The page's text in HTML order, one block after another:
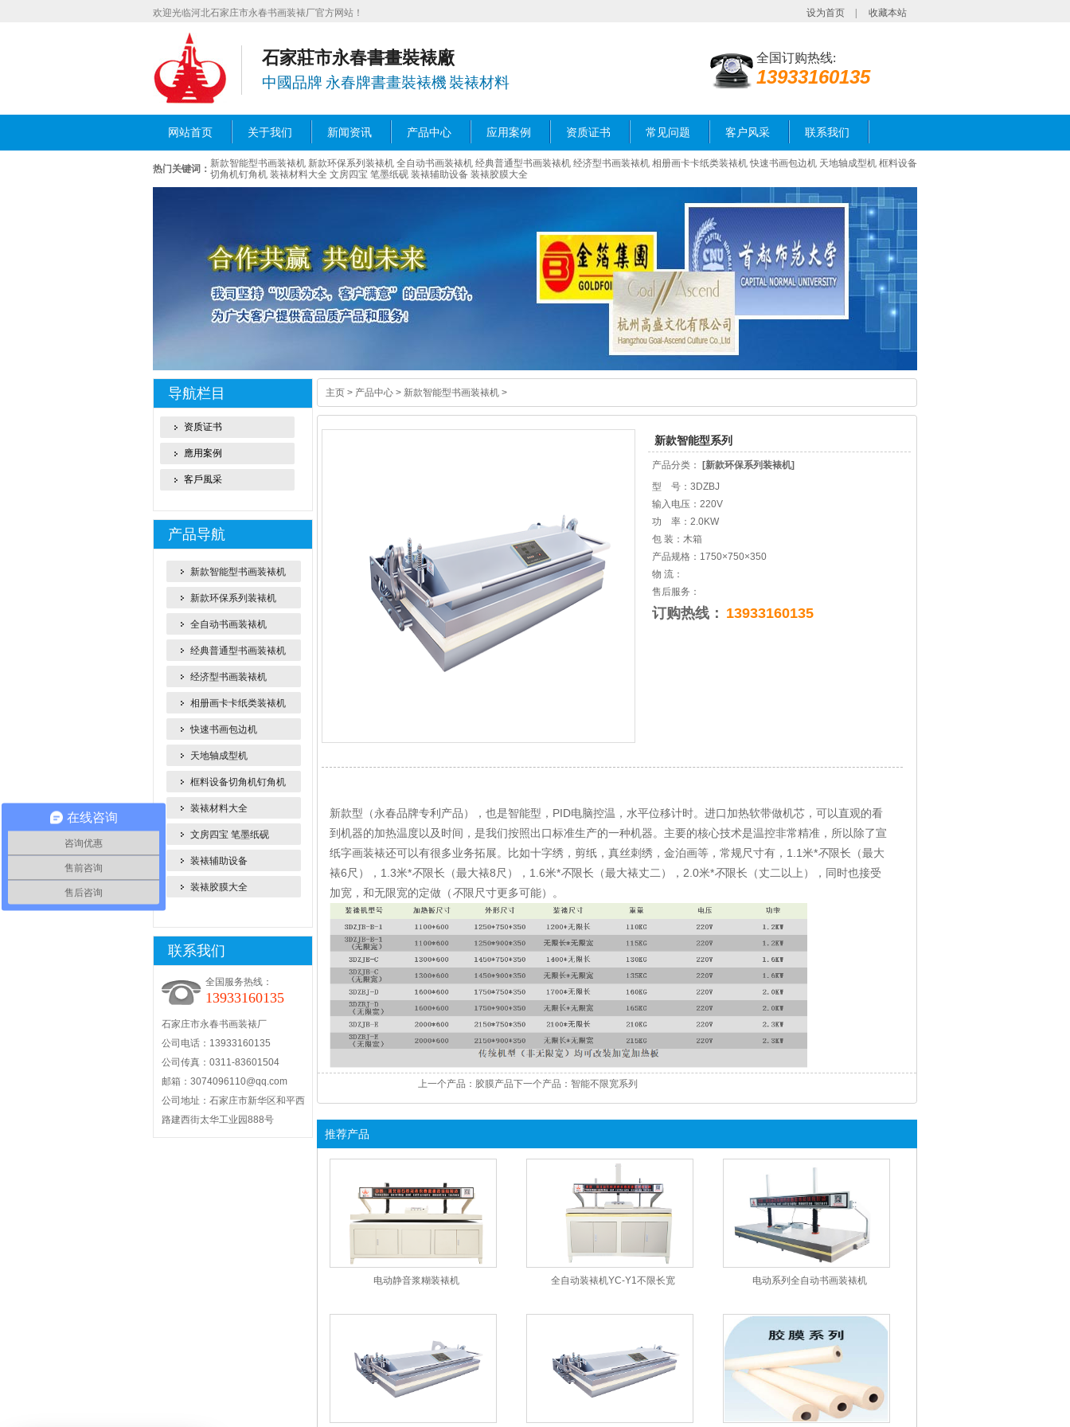
欢迎光临河北石家庄市永春书画装裱厂官方网站！ 设为首页 收藏本站
石家莊市永春書畫裝裱廠
中國品牌 永春牌書畫裝裱機 裝裱材料
全国订购热线:
13933160135
网站首页 关于我们 新闻资讯 产品中心 应用案例 资质证书 常见问题 客户风采 联系我们
热门关键词： 新款智能型书画装裱机 新款环保系列装裱机 全自动书画装裱机 经典普通型书画装裱机 经济型书画装裱机 相册画卡卡纸类装裱机 快速书画包边机 天地轴成型机 框料设备
切角机钉角机 装裱材料大全 文房四宝 笔墨纸砚 装裱辅助设备 装裱胶膜大全
导航栏目
资质证书
應用案例
客戶風采
产品导航
新款智能型书画装裱机
新款环保系列装裱机
全自动书画装裱机
经典普通型书画装裱机
经济型书画装裱机
相册画卡卡纸类装裱机
快速书画包边机
天地轴成型机
框料设备切角机钉角机
装裱材料大全
文房四宝 笔墨纸砚
装裱辅助设备
装裱胶膜大全
联系我们
全国服务热线：
13933160135
石家庄市永春书画装裱厂
公司电话：13933160135
公司传真：0311-83601504
邮箱：3074096110@qq.com
公司地址：石家庄市新华区和平西
路建西街太华工业园888号
主页 > 产品中心 > 新款智能型书画装裱机 >
新款智能型系列
产品分类：
[新款环保系列装裱机]
型 号：3DZBJ
输入电压：220V
功 率：2.0KW
包 装：木箱
产品规格：1750×750×350
物 流：
售后服务：
订购热线： 13933160135
新款型（永春品牌专利产品），也是智能型，PID电脑控温，水平位移计时。进口加热软带做机芯，可以直观的看
到机器的加热温度以及时间，是我们按照出口标准生产的一种机器。主要的核心技术是温控非常精准，所以除了宣
纸字画装裱还可以有很多业务拓展。比如十字绣，剪纸，真丝刺绣，金泊画等，常规尺寸有，1.1米*不限长（最大
裱6尺），1.3米*不限长（最大裱8尺），1.6米*不限长（最大裱丈二），2.0米*不限长（丈二以上），同时也接受
加宽，和无限宽的定做（不限尺寸更多可能）。
上一个产品： 胶膜产品下一个产品： 智能不限宽系列
推荐产品
电动静音浆糊装裱机 全自动装裱机YC-Y1不限长宽 电动系列全自动书画装裱机
在线咨询
咨询优惠
售前咨询
售后咨询